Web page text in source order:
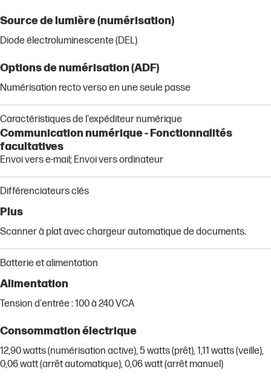
Source de lumière (numérisation)
Diode électroluminescente (DEL)
Options de numérisation (ADF)
Numérisation recto verso en une seule passe
Caractéristiques de l'expéditeur numérique
Communication numérique - Fonctionnalités
facultatives
Envoi vers e-mail; Envoi vers ordinateur
Différenciateurs clés
Plus
Scanner à plat avec chargeur automatique de documents.
Batterie et alimentation
Alimentation
Tension d'entrée : 100 à 240 VCA
Consommation électrique
12,90 watts (numérisation active), 5 watts (prêt), 1,11 watts (veille),
0,06 watt (arrêt automatique), 0,06 watt (arrêt manuel)